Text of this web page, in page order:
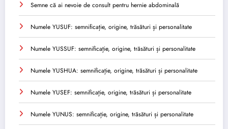
Semne că ai nevoie de consult pentru hernie abdominală
Numele YUSUF: semnificație, origine, trăsături și personalitate
Numele YUSSUF: semnificație, origine, trăsături și personalitate
Numele YUSHUA: semnificație, origine, trăsături și personalitate
Numele YUSEF: semnificație, origine, trăsături și personalitate
Numele YUNUS: semnificație, origine, trăsături și personalitate